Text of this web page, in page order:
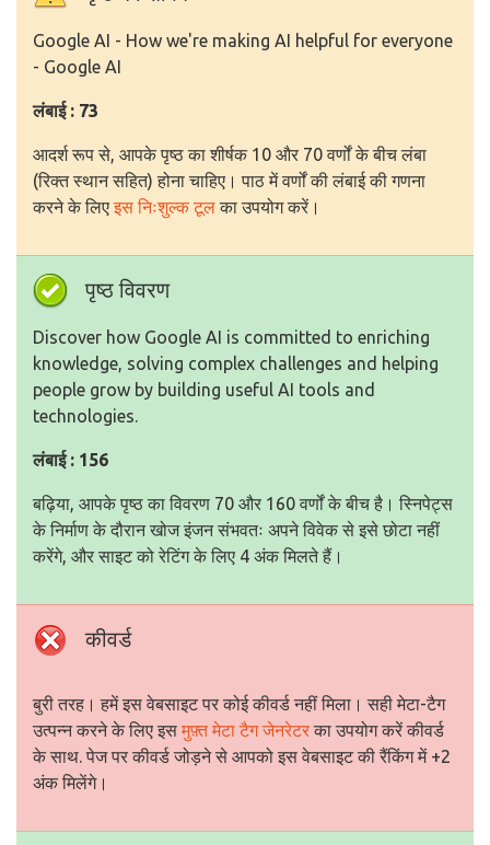
Google AI - How we're making AI helpful for everyone
- Google AI
लंबाई : 73
आदर्श रूप से, आपके पृष्ठ का शीर्षक 10 और 70 वर्णों के बीच लंबा
(रिक्त स्थान सहित) होना चाहिए। पाठ में वर्णों की लंबाई की गणना
करने के लिए इस निःशुल्क टूलका उपयोग करें।
पृष्ठ विवरण
Discover how Google AI is committed to enriching
knowledge, solving complex challenges and helping
people grow by building useful AI tools and
technologies.
लंबाई : 156
बढ़िया, आपके पृष्ठ का विवरण 70 और 160 वर्णों के बीच है। स्निपेट्स
के निर्माण के दौरान खोज इंजन संभवतः अपने विवेक से इसे छोटा नहीं
करेंगे, और साइट को रेटिंग के लिए 4 अंक मिलते हैं।
कीवर्ड
बुरी तरह। हमें इस वेबसाइट पर कोई कीवर्ड नहीं मिला। सही मेटा-टैग
उत्पन्न करने के लिए इस मुफ़्त मेटा टैग जेनरेटरका उपयोग करें कीवर्ड
के साथ. पेज पर कीवर्ड जोड़ने से आपको इस वेबसाइट की रैंकिंग में +2
अंक मिलेंगे।